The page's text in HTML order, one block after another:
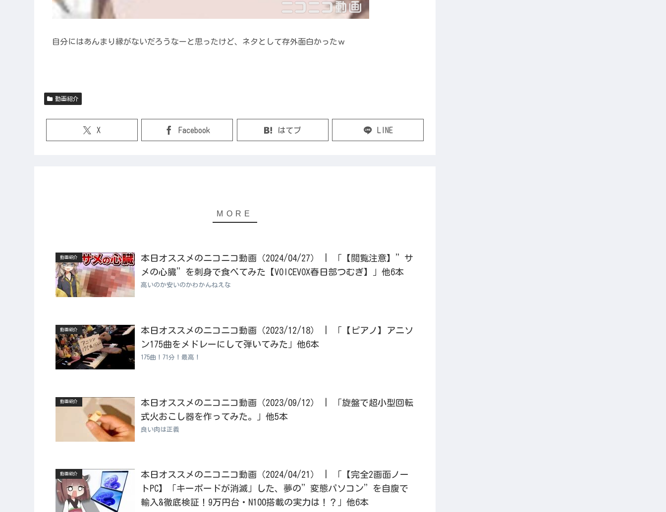
自分にはあんまり縁がないだろうなーと思ったけど、ネタとして存外面白かったｗ
動画紹介
X Facebook はてブ LINE
動画紹介
本日オススメのニコニコ動画（2024/04/27） | 「【閲覧注意】”サ
メの心臓”を刺身で食べてみた【VOICEVOX春日部つむぎ】」他6本
高いのか安いのかわかんねえな
動画紹介
本日オススメのニコニコ動画（2023/12/18） | 「【ピアノ】アニソ
ン175曲をメドレーにして弾いてみた」他6本
175曲！71分！最高！
動画紹介
本日オススメのニコニコ動画（2023/09/12） | 「旋盤で超小型回転
式火おこし器を作ってみた。」他5本
良い肉は正義
動画紹介
本日オススメのニコニコ動画（2024/04/21） | 「【完全2画面ノー
トPC】「キーボードが消滅」した、夢の”変態パソコン”を自腹で
輸入&徹底検証！9万円台・N100搭載の実力は！？」他6本